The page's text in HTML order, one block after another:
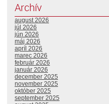
Archív
august 2026
júl 2026
jún 2026
máj 2026
apríl 2026
marec 2026
február 2026
január 2026
december 2025
november 2025
október 2025
september 2025